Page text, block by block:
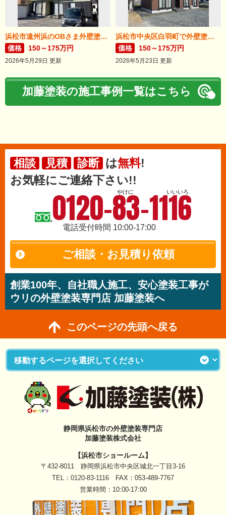
浜松市遠州浜のOBさま外壁塗装が完了しました。
価格
150～175万円
2026年5月29日 更新
浜松市中央区白羽町で外壁塗装完成。
価格
150～175万円
2026年5月23日 更新
加藤塗装の施工事例一覧はこちら
相談 見積 診断 は無料!
お気軽にご連絡下さい!!
やけに いいいろ
0120-83-1116
電話受付時間 10:00-17:00
ご相談・お見積り依頼
創業100年、自社職人施工、安心塗装工事が
ウリの外壁塗装専門店 加藤塗装へ
このページの先頭へ戻る
静岡県浜松市の外壁塗装専門店
加藤塗装株式会社
【浜松市ショールーム】
〒432-8011 静岡県浜松市中央区城北一丁目3-16
TEL： 0120-83-1116 FAX：053-489-7767
営業時間：10:00-17:00